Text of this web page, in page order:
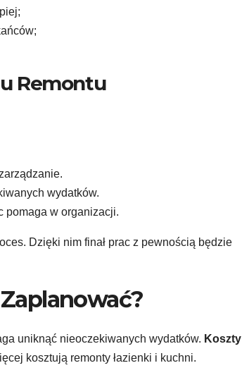
Remontu
wydatków.
pomaga w organizacji.
Dzięki nim finał prac z pewnością będzie
uniknąć nieoczekiwanych wydatków. Koszty
kosztują remonty łazienki i kuchni.